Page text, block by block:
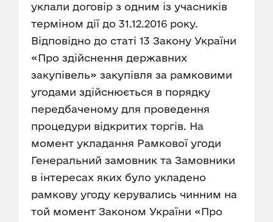
уклали договір з одним із учасників
терміном дії до 31.12.2016 року.
Відповідно до статі 13 Закону України
«Про здійснення державних
закупівель» закупівля за рамковими
угодами здійснюється в порядку
передбаченому для проведення
процедури відкритих торгів. На
момент укладання Рамкової угоди
Генеральний замовник та Замовники
в інтересах яких було укладено
рамкову угоду керувались чинним на
той момент Законом України «Про